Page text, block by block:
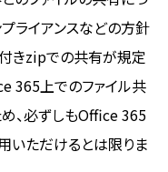
ライアンスなどの方針
きzipでの共有が規定
365上でのファイル共
、必ずしもOffice 365
いただけるとは限りま